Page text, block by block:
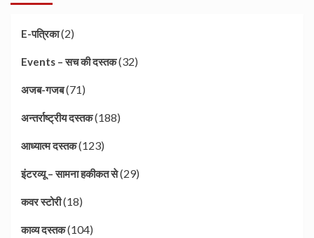
E-पत्रिका(2)
Events – सच की दस्तक(32)
अजब-गजब(71)
अन्तर्राष्ट्रीय दस्तक(188)
आध्यात्म दस्तक(123)
इंटरव्यू – सामना हकीकत से(29)
कवर स्टोरी(18)
काव्य दस्तक(104)